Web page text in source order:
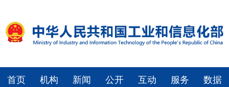
首页 机构 新闻 公开 互动 服务 数据